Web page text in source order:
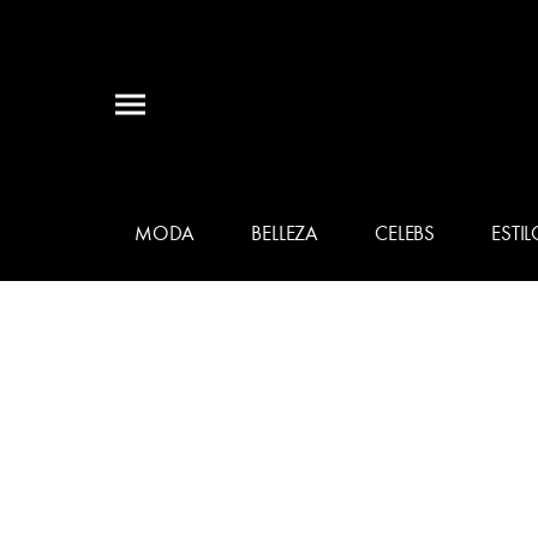
MODA BELLEZA CELEBS